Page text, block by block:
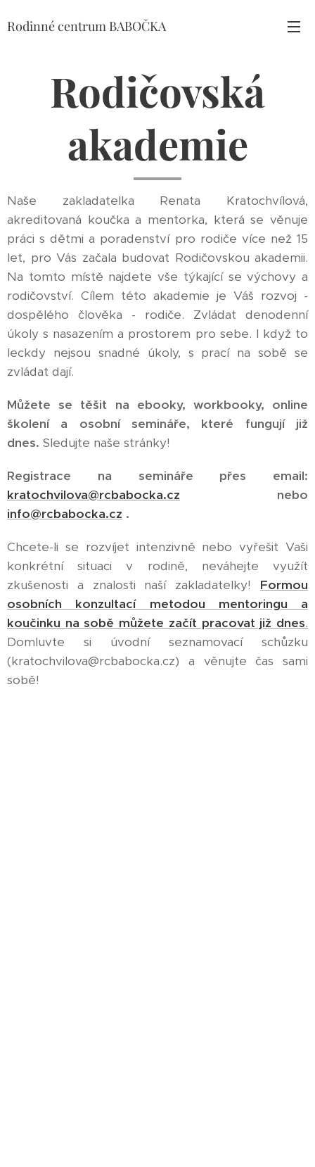
Rodinné centrum BABOČKA
Rodičovská
akademie
Naše zakladatelka Renata Kratochvílová,
akreditovaná koučka a mentorka, která se věnuje
práci s dětmi a poradenství pro rodiče více než 15
let, pro Vás začala budovat Rodičovskou akademii.
Na tomto místě najdete vše týkající se výchovy a
rodičovství. Cílem této akademie je Váš rozvoj -
dospělého člověka - rodiče. Zvládat denodenní
úkoly s nasazením a prostorem pro sebe. I když to
leckdy nejsou snadné úkoly, s prací na sobě se
zvládat dají.
Můžete se těšit na ebooky, workbooky, online
školení a osobní semináře, které fungují již
dnes. Sledujte naše stránky!
Registrace na semináře přes email:
kratochvilova@rcbabocka.cz nebo
info@rcbabocka.cz .
Chcete-li se rozvíjet intenzivně nebo vyřešit Vaši
konkrétní situaci v rodině, neváhejte využít
zkušenosti a znalosti naší zakladatelky! Formou
osobních konzultací metodou mentoringu a
koučinku na sobě můžete začít pracovat již dnes.
Domluvte si úvodní seznamovací schůzku
(kratochvilova@rcbabocka.cz) a věnujte čas sami
sobě!